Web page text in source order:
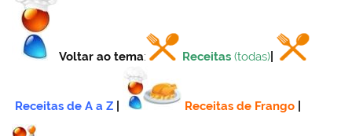
Voltar ao tema: Receitas (todas)
Receitas de A a Z Receitas de Frango